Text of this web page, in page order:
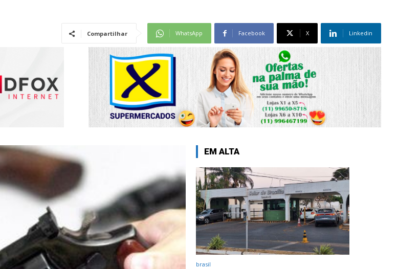
Compartilhar WhatsApp Facebook X Linkedin
EM ALTA
brasil